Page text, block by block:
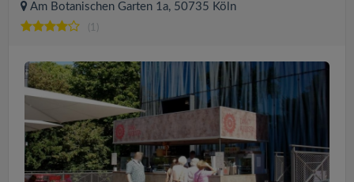
Am Botanischen Garten 1a, 50735 Köln
(1)